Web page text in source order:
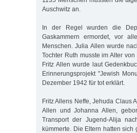
Auschwitz an.
In der Regel wurden die
Gaskammern ermordet, vor
Menschen. Julia Allen wurde
Tochter Ruth musste im Alter
Fritz Allen wurde laut
Erinnerungsprojekt "Jewish
Dezember 1942 für tot erklärt.
Fritz Allens Neffe, Jehuda Claus
Allen und Johanna Allen,
Transport der Jugend-Alija
kümmerte. Die Eltern hatten